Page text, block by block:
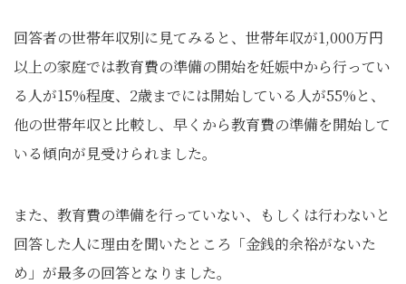
回答者の世帯年収別に見てみると、世帯年収が1,000万円
以上の家庭では教育費の準備の開始を妊娠中から行ってい
る人が15%程度、2歳までには開始している人が55%と、
他の世帯年収と比較し、早くから教育費の準備を開始して
いる傾向が見受けられました。
また、教育費の準備を行っていない、もしくは行わないと
回答した人に理由を聞いたところ「金銭的余裕がないた
め」が最多の回答となりました。